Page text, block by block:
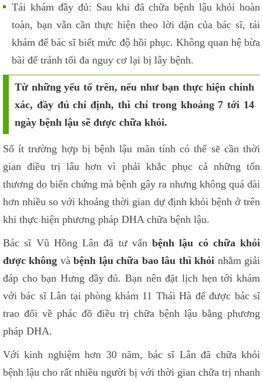
Tái khám đầy đủ: Sau khi đã chữa bệnh lậu khỏi hoàn
toàn, bạn vẫn cần thực hiện theo lời dặn của bác sĩ, tái
khám để bác sĩ biết mức độ hồi phục. Không quan hệ bừa
bãi để tránh tối đa nguy cơ lại bị lây bệnh.
Từ những yếu tố trên, nếu như bạn thực hiện chính
xác, đầy đủ chỉ định, thì chỉ trong khoảng 7 tới 14
ngày bệnh lậu sẽ được chữa khỏi.
Số ít trường hợp bị bệnh lậu mãn tính có thể sẽ cần thời
gian điều trị lâu hơn vì phải khắc phục cả những tổn
thương do biến chứng mà bệnh gây ra nhưng không quá dài
hơn nhiều so với khoảng thời gian dự định khỏi bệnh ở trên
khi thực hiện phương pháp DHA chữa bệnh lậu.
Bác sĩ Vũ Hồng Lân đã tư vấn bệnh lậu có chữa khỏi
được không vàbệnh lậu chữa bao lâu thì khỏi nhằm giải
đáp cho bạn Hưng đầy đủ. Bạn nên đặt lịch hẹn tới khám
với bác sĩ Lân tại phòng khám 11 Thái Hà để được bác sĩ
trao đổi về phác đồ điều trị chữa bệnh lậu bằng phương
pháp DHA.
Với kinh nghiệm hơn 30 năm, bác sĩ Lân đã chữa khỏi
bệnh lậu cho rất nhiều người bị với thời gian chữa trị nhanh